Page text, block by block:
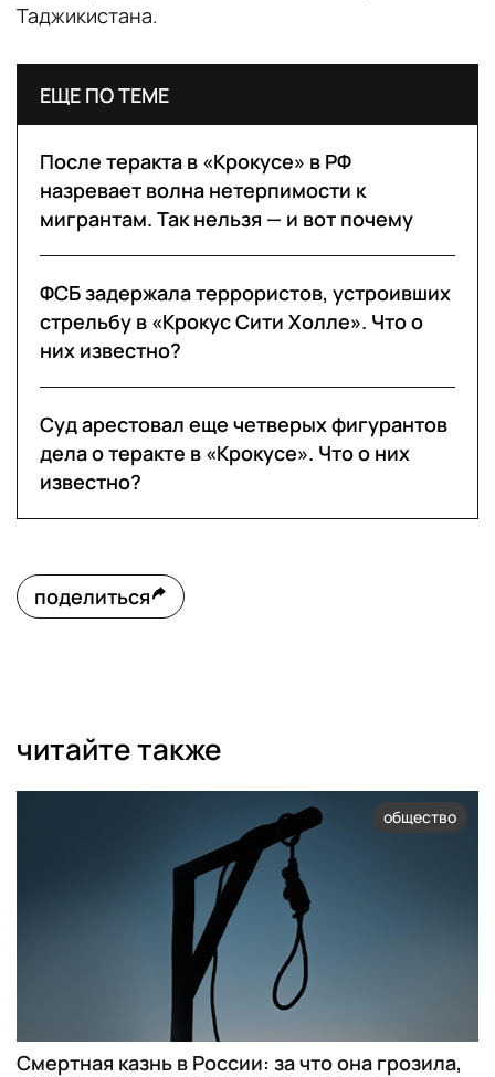
Таджикистана.
ЕЩЕ ПО ТЕМЕ
После теракта в «Крокусе» в РФ
назревает волна нетерпимости к
мигрантам. Так нельзя — и вот почему
ФСБ задержала террористов, устроивших
стрельбу в «Крокус Сити Холле». Что о
них известно?
Суд арестовал еще четверых фигурантов
дела о теракте в «Крокусе». Что о них
известно?
поделиться
читайте также
общество
Смертная казнь в России: за что она грозила,